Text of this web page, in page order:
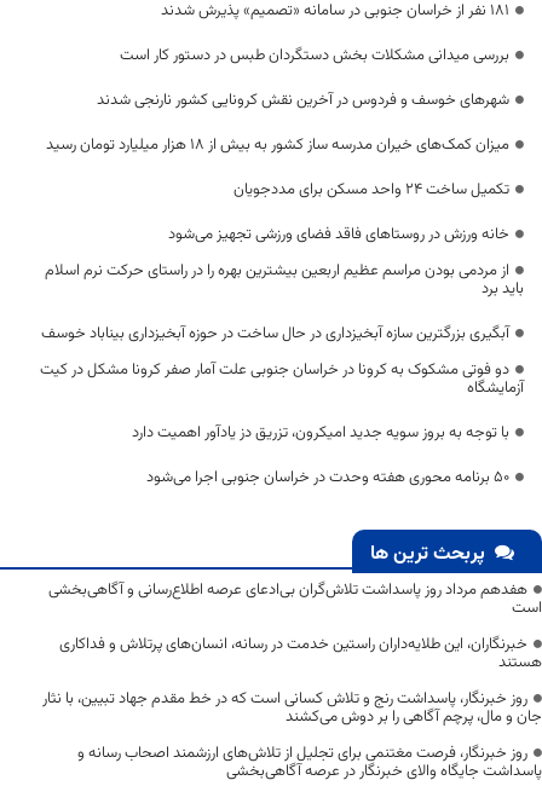
۱۸۱ نفر از خراسان جنوبی در سامانه «تصمیم» پذیرش شدند
بررسی میدانی مشکلات بخش دستگردان طبس در دستور کار است
شهرهای خوسف و فردوس در آخرین نقش کرونایی کشور نارنجی شدند
میزان کمک‌های خیران مدرسه ساز کشور به بیش از ۱۸ هزار میلیارد تومان رسید
تکمیل ساخت 24 واحد مسکن برای مددجویان
خانه ورزش در روستاهای فاقد فضای ورزشی تجهیز می‌شود
از مردمی بودن مراسم عظیم اربعین بیشترین بهره را در راستای حرکت نرم اسلام
باید برد
آبگیری بزرگترین سازه آبخیزداری در حال ساخت در حوزه آبخیزداری بیناباد خوسف
دو فوتی مشکوک به کرونا در خراسان جنوبی علت آمار صفر کرونا مشکل در کیت
آزمایشگاه
با توجه به بروز سویه جدید امیکرون، تزریق دز یادآور اهمیت دارد
۵۰ برنامه محوری هفته وحدت در خراسان جنوبی اجرا می‌شود
پربحث ترین ها
هفدهم مرداد روز پاسداشت تلاش‌گران بی‌ادعای عرصه اطلاع‌رسانی و آگاهی‌بخشی
است
خبرنگاران، این طلایه‌داران راستین خدمت در رسانه، انسان‌های پرتلاش و فداکاری
هستند
روز خبرنگار، پاسداشت رنج و تلاش کسانی است که در خط مقدم جهاد تبیین، با نثار
جان و مال، پرچم آگاهی را بر دوش می‌کشند
روز خبرنگار، فرصت مغتنمی برای تجلیل از تلاش‌های ارزشمند اصحاب رسانه و
پاسداشت جایگاه والای خبرنگار در عرصه آگاهی‌بخشی